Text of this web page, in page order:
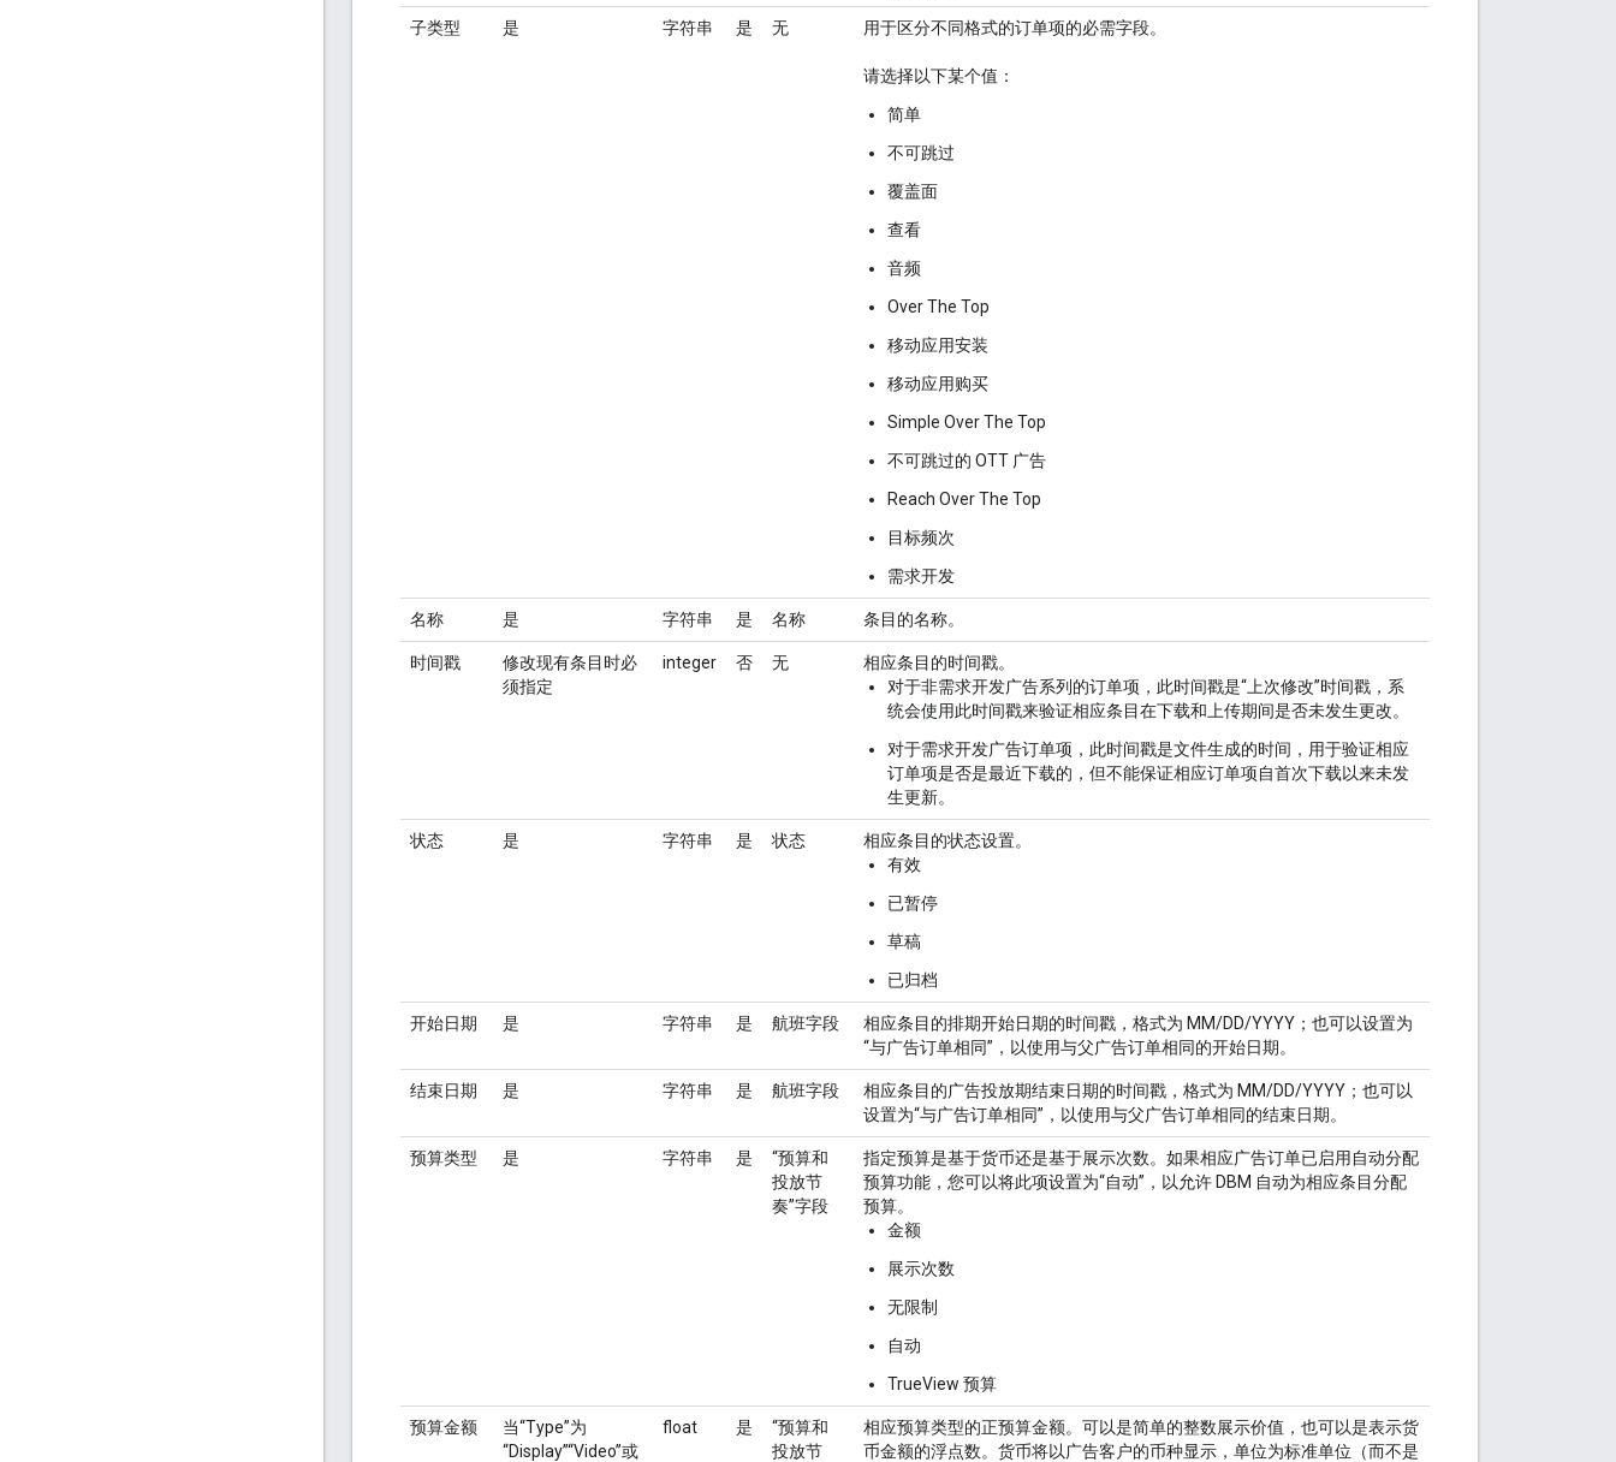
子类型 是 字符串 是 无 用于区分不同格式的订单项的必需字段。
请选择以下某个值：
简单
不可跳过
覆盖面
查看
音频
Over The Top
移动应用安装
移动应用购买
Simple Over The Top
不可跳过的 OTT 广告
Reach Over The Top
目标频次
需求开发
名称 是 字符串 是 名称 条目的名称。
时间戳
修改现有条目时必
须指定
integer 否 无
相应条目的时间戳。
对于非需求开发广告系列的订单项，此时间戳是“上次修改”时间戳，系
统会使用此时间戳来验证相应条目在下载和上传期间是否未发生更改。
对于需求开发广告订单项，此时间戳是文件生成的时间，用于验证相应
订单项是否是最近下载的，但不能保证相应订单项自首次下载以来未发
生更新。
状态 是 字符串 是 状态
相应条目的状态设置。
有效
已暂停
草稿
已归档
开始日期 是 字符串 是 航班字段
相应条目的排期开始日期的时间戳，格式为 MM/DD/YYYY；也可以设置为
“与广告订单相同”，以使用与父广告订单相同的开始日期。
结束日期 是 字符串 是 航班字段
相应条目的广告投放期结束日期的时间戳，格式为 MM/DD/YYYY；也可以
设置为“与广告订单相同”，以使用与父广告订单相同的结束日期。
预算类型 是 字符串 是
“预算和
投放节
奏”字段
指定预算是基于货币还是基于展示次数。如果相应广告订单已启用自动分配
预算功能，您可以将此项设置为“自动”，以允许 DBM 自动为相应条目分配
预算。
金额
展示次数
无限制
自动
TrueView 预算
预算金额
当“Type”为
“Display”“Video”或
float 是
“预算和
投放节
相应预算类型的正预算金额。可以是简单的整数展示价值，也可以是表示货
币金额的浮点数。货币将以广告客户的币种显示，单位为标准单位（而不是